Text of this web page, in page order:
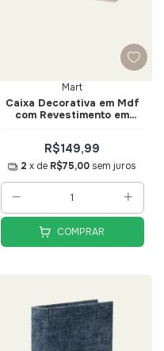
Mart
Caixa Decorativa em Mdf
com Revestimento em
R$149,99
2 x de R$75,00 sem juros
COMPRAR